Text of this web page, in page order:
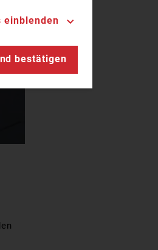
einblenden
bestätigen